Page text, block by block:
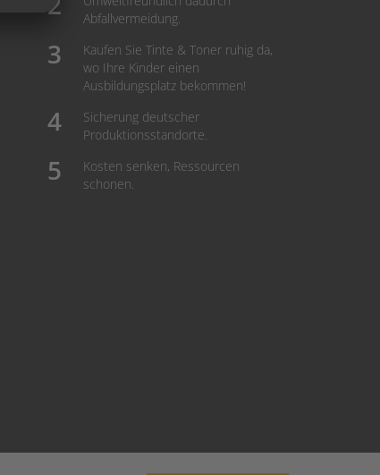
Abfallvermeidung.
Kaufen Sie Tinte & Toner ruhig da,
wo Ihre Kinder einen
Ausbildungsplatz bekommen!
Sicherung deutscher
Produktionsstandorte.
Kosten senken, Ressourcen
schonen.